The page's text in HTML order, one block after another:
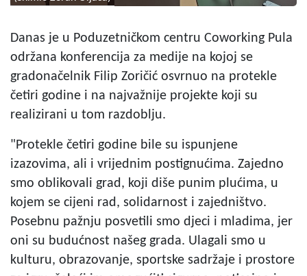
Danas je u Poduzetničkom centru Coworking Pula
održana konferencija za medije na kojoj se
gradonačelnik Filip Zoričić osvrnuo na protekle
četiri godine i na najvažnije projekte koji su
realizirani u tom razdoblju.
"Protekle četiri godine bile su ispunjene
izazovima, ali i vrijednim postignućima. Zajedno
smo oblikovali grad, koji diše punim plućima, u
kojem se cijeni rad, solidarnost i zajedništvo.
Posebnu pažnju posvetili smo djeci i mladima, jer
oni su budućnost našeg grada. Ulagali smo u
kulturu, obrazovanje, sportske sadržaje i prostore